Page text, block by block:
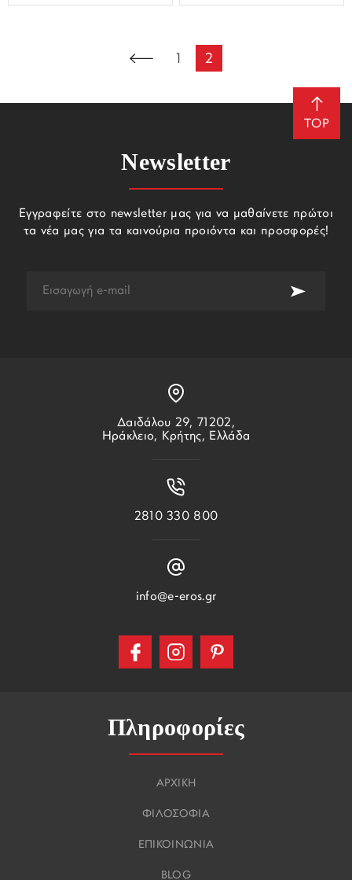
1 2
TOP
Πληροφορίες
ΑΡΧΙΚΗ
ΦΙΛΟΣΟΦΙΑ
ΕΠΙΚΟΙΝΩΝΙΑ
BLOG
Δαιδάλου 29, 71202,
Ηράκλειο, Κρήτης, Ελλάδα
2810 330 800
info@e-eros.gr
Newsletter
Εγγραφείτε στο newsletter μας για να μαθαίνετε πρώτοι
τα νέα μας για τα καινούρια προιόντα και προσφορές!